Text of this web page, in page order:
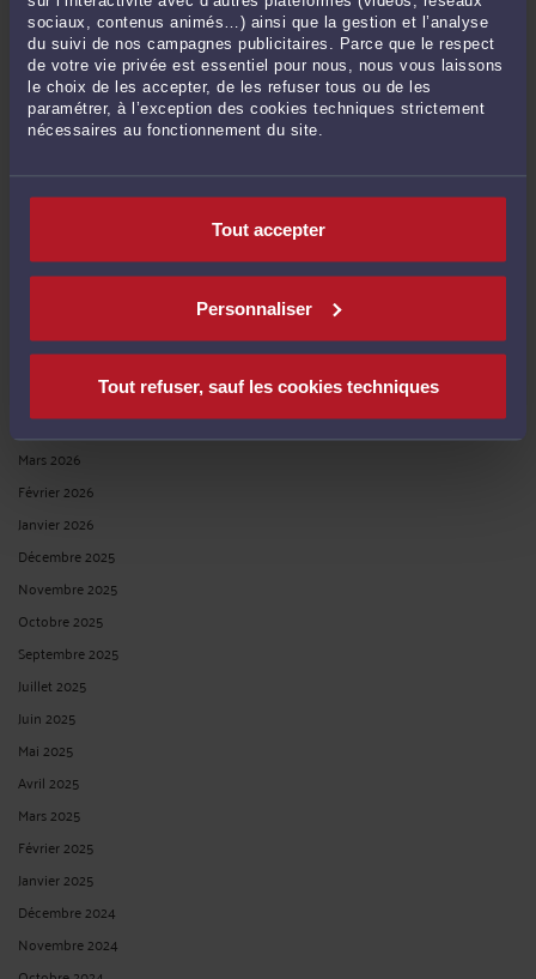
sociaux, contenus animés…) ainsi que la gestion et l’analyse
du suivi de nos campagnes publicitaires. Parce que le respect
de votre vie privée est essentiel pour nous, nous vous laissons
le choix de les accepter, de les refuser tous ou de les
paramétrer, à l’exception des cookies techniques strictement
nécessaires au fonctionnement du site.
Tout accepter
Personnaliser
Tout refuser, sauf les cookies techniques
RECHERCHE
ARCHIVES
Juin 2026
Avril 2026
Mars 2026
Février 2026
Janvier 2026
Décembre 2025
Novembre 2025
Octobre 2025
Septembre 2025
Juillet 2025
Juin 2025
Mai 2025
Avril 2025
Mars 2025
Février 2025
Janvier 2025
Décembre 2024
Novembre 2024